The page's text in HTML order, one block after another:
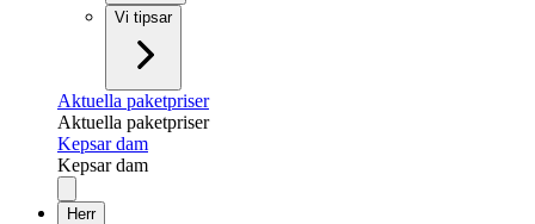
Vi tipsar
Aktuella paketpriser
Aktuella paketpriser
Kepsar dam
Kepsar dam
Herr